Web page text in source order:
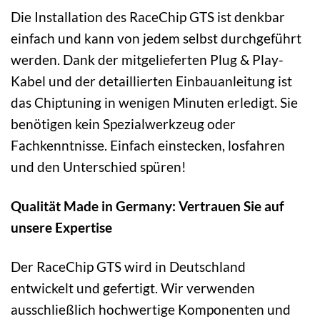
Die Installation des RaceChip GTS ist denkbar
einfach und kann von jedem selbst durchgeführt
werden. Dank der mitgelieferten Plug & Play-
Kabel und der detaillierten Einbauanleitung ist
das Chiptuning in wenigen Minuten erledigt. Sie
benötigen kein Spezialwerkzeug oder
Fachkenntnisse. Einfach einstecken, losfahren
und den Unterschied spüren!
Qualität Made in Germany: Vertrauen Sie auf
unsere Expertise
Der RaceChip GTS wird in Deutschland
entwickelt und gefertigt. Wir verwenden
ausschließlich hochwertige Komponenten und